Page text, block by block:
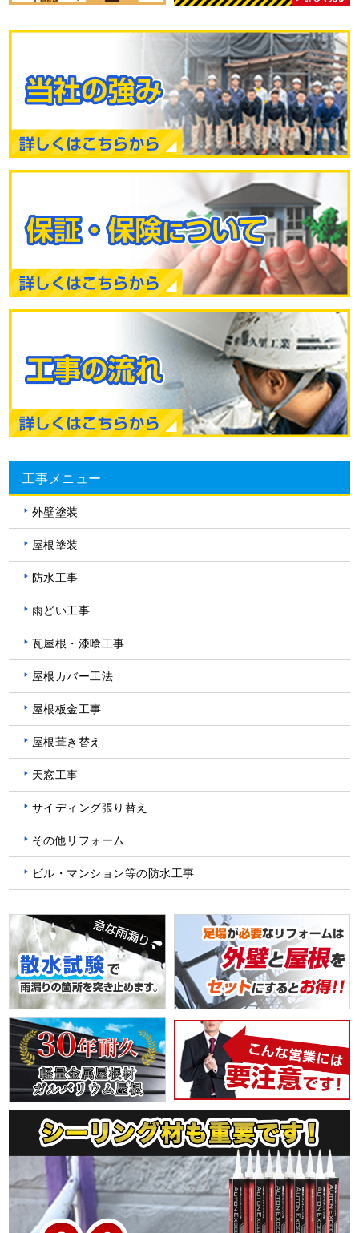
工事メニュー
外壁塗装
屋根塗装
防水工事
雨どい工事
瓦屋根・漆喰工事
屋根カバー工法
屋根板金工事
屋根葺き替え
天窓工事
サイディング張り替え
その他リフォーム
ビル・マンション等の防水工事